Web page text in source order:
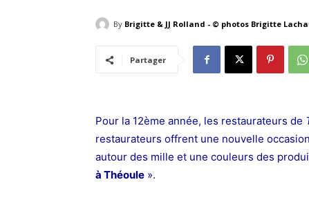
By Brigitte & JJ Rolland - © photos Brigitte
Partager
Pour la 12ème année, les restaurateurs de
restaurateurs offrent une nouvelle
autour des mille et une couleurs des
à Théoule ».